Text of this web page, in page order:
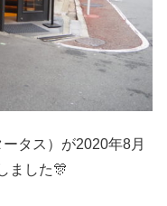
タス）が2020年8月
ました🎊